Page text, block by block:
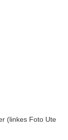
(linkes Foto Ute